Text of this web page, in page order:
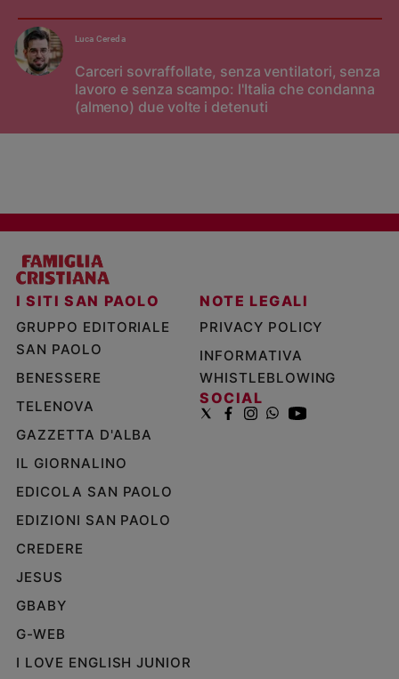
Carceri sovraffollate, senza ventilatori, senza
lavoro e senza scampo: l'Italia che condanna
(almeno) due volte i detenuti
Luca Cereda
I SITI SAN PAOLO
GRUPPO EDITORIALE
SAN PAOLO
BENESSERE
TELENOVA
GAZZETTA D'ALBA
IL GIORNALINO
EDICOLA SAN PAOLO
EDIZIONI SAN PAOLO
CREDERE
JESUS
GBABY
G-WEB
I LOVE ENGLISH JUNIOR
NOTE LEGALI
PRIVACY POLICY
INFORMATIVA
WHISTLEBLOWING
SOCIAL